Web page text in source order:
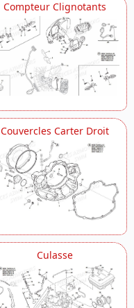
Compteur Clignotants
Couvercles Carter Droit
Culasse